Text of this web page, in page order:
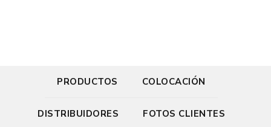
PRODUCTOS COLOCACIÓN
DISTRIBUIDORES FOTOS CLIENTES